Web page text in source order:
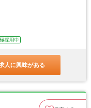
採用中
人に興味がある